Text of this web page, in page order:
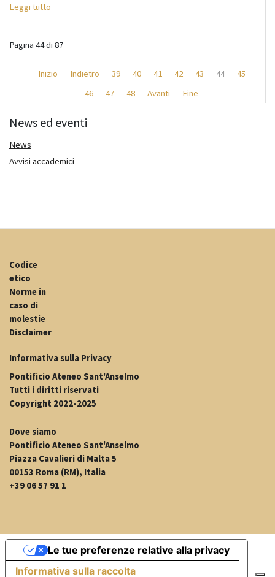
Leggi tutto
Pagina 44 di 87
Inizio Indietro 39 40 41 42 43 44
45
46
47 48 Avanti Fine
News ed eventi
News
Avvisi accademici
Codice
etico
Norme in
caso di
molestie
Disclaimer
Informativa sulla Privacy
Pontificio Ateneo Sant'Anselmo
Tutti i diritti riservati
Copyright 2022-2025
Dove siamo
Pontificio Ateneo Sant'Anselmo
Piazza Cavalieri di Malta 5
00153 Roma (RM), Italia
+39 06 57 91 1
Informativa sulla raccolta
Le tue preferenze relative alla privacy